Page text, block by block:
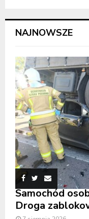
NAJNOWSZE
Samochód
Droga